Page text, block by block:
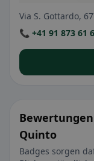
Via S. Gottardo,
📞 +41 91 873 61
Quinto
Badges sorgen